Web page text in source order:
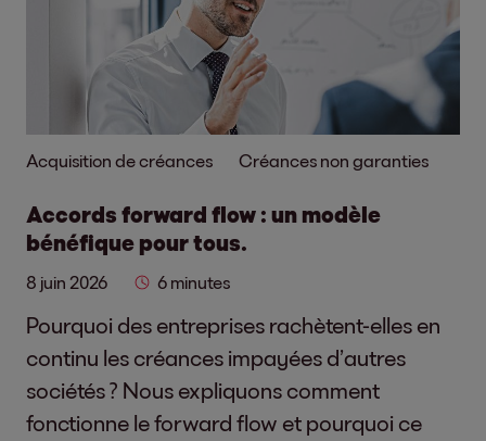
Acquisition de créances Créances non garanties
Accords forward flow : un modèle
bénéfique pour tous.
8 juin 2026 6 minutes
Pourquoi des entreprises rachètent-elles en
continu les créances impayées d’autres
sociétés ? Nous expliquons comment
fonctionne le forward flow et pourquoi ce